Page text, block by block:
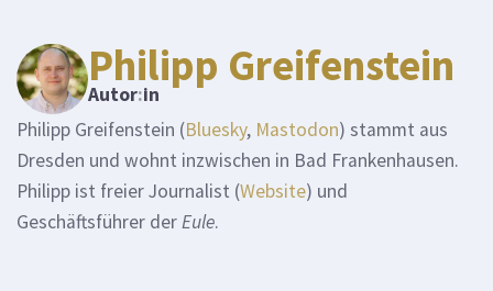
Philipp Greifenstein
Autor:in
Philipp Greifenstein (Bluesky, Mastodon) stammt aus
Dresden und wohnt inzwischen in Bad Frankenhausen.
Philipp ist freier Journalist (Website) und
Geschäftsführer derEule.